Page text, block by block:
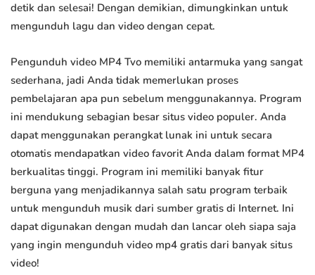
detik dan selesai! Dengan demikian, dimungkinkan untuk
mengunduh lagu dan video dengan cepat.
Pengunduh video MP4 Tvo memiliki antarmuka yang sangat
sederhana, jadi Anda tidak memerlukan proses
pembelajaran apa pun sebelum menggunakannya. Program
ini mendukung sebagian besar situs video populer. Anda
dapat menggunakan perangkat lunak ini untuk secara
otomatis mendapatkan video favorit Anda dalam format MP4
berkualitas tinggi. Program ini memiliki banyak fitur
berguna yang menjadikannya salah satu program terbaik
untuk mengunduh musik dari sumber gratis di Internet. Ini
dapat digunakan dengan mudah dan lancar oleh siapa saja
yang ingin mengunduh video mp4 gratis dari banyak situs
video!